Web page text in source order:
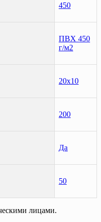
450
ПВХ 450
г/м2
20х10
200
Да
50
лицами.